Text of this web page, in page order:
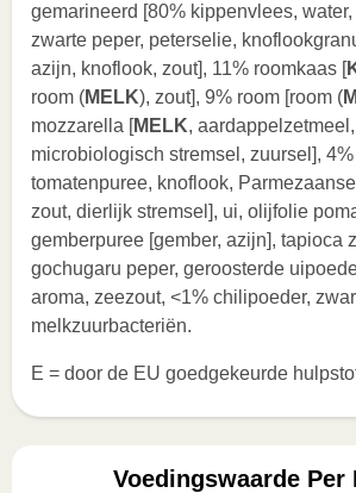
gemarineerd [80% kippenvlees,
zwarte peper, peterselie,
azijn, knoflook, zout], 11% roomkaas [
room (MELK), zout], 9% room [room (
mozzarella [MELK,
microbiologisch stremsel, zuursel],
tomatenpuree, knoflook,
zout, dierlijk stremsel], ui, olijfolie
gemberpuree [gember, azijn], tapioca
gochugaru peper, geroosterde
aroma, zeezout, <1% chilipoeder,
melkzuurbacteriën.
E = door de EU goedgekeurde
Voedingswaarde Per